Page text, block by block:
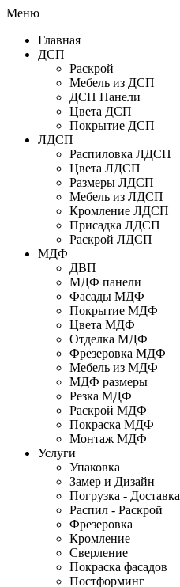
Меню
Главная
ДСП
Раскрой
Мебель из ДСП
ДСП Панели
Цвета ДСП
Покрытие ДСП
ЛДСП
Распиловка ЛДСП
Цвета ЛДСП
Размеры ЛДСП
Мебель из ЛДСП
Кромление ЛДСП
Присадка ЛДСП
Раскрой ЛДСП
МДФ
ДВП
МДФ панели
Фасады МДФ
Покрытие МДФ
Цвета МДФ
Отделка МДФ
Фрезеровка МДФ
Мебель из МДФ
МДФ размеры
Резка МДФ
Раскрой МДФ
Покраска МДФ
Монтаж МДФ
Услуги
Упаковка
Замер и Дизайн
Погрузка - Доставка
Распил - Раскрой
Фрезеровка
Кромление
Сверление
Покраска фасадов
Постформинг